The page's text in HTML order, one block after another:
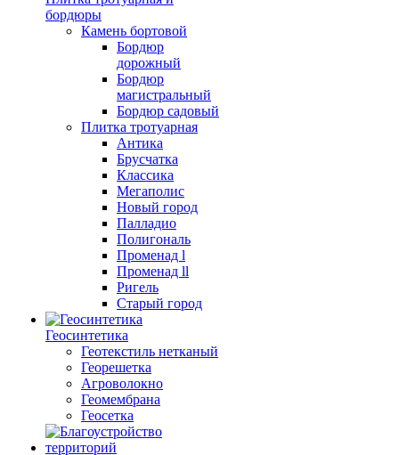
бордюры
Камень бортовой
Бордюр
дорожный
Бордюр
магистральный
Бордюр садовый
Плитка тротуарная
Антика
Брусчатка
Классика
Мегаполис
Новый город
Палладио
Полигональ
Променад l
Променад ll
Ригель
Старый город
Геосинтетика
Геотекстиль нетканый
Георешетка
Агроволокно
Геомембрана
Геосетка